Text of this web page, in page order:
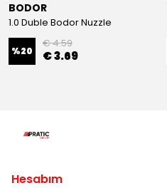
BODOR
1.0 Duble Bodor Nuzzle
%20
€ 4.59
€ 3.69
Hesabım